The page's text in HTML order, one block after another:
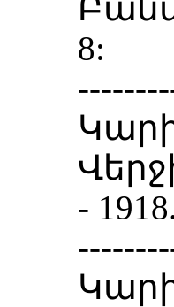
8:
-